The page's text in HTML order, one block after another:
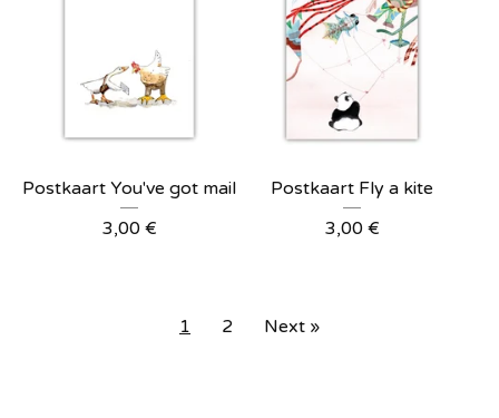
Postkaart You've got mail
3,00 €
Postkaart Fly a kite
3,00 €
1 2 Next »